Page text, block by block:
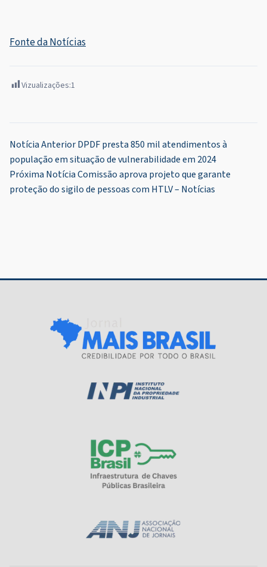
Fonte da Notícias
Vizualizações:1
Navegação
de
Post
Notícia AnteriorDPDF presta 850 mil atendimentos à
população em situação de vulnerabilidade em 2024
Próxima NotíciaComissão aprova projeto que garante
proteção do sigilo de pessoas com HTLV – Notícias